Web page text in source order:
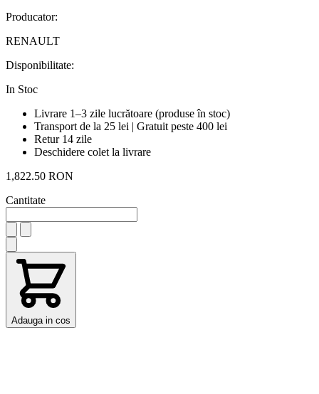
Producator:
RENAULT
Disponibilitate:
In Stoc
Livrare 1–3 zile lucrătoare (produse în stoc)
Transport de la 25 lei | Gratuit peste 400 lei
Retur 14 zile
Deschidere colet la livrare
1,822.50 RON
Cantitate
Adauga in cos